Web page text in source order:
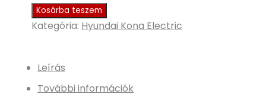
Kosárba teszem
Kategória: Hyundai Kona Electric
Leírás
További információk